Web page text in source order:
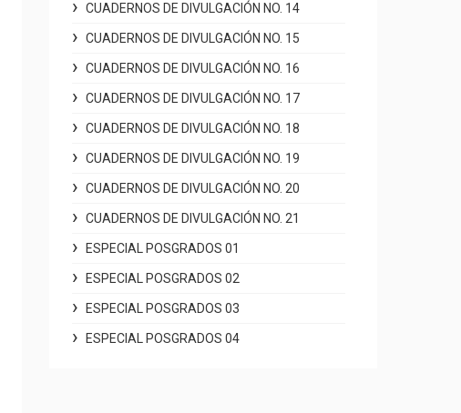
CUADERNOS DE DIVULGACIÓN NO. 14
CUADERNOS DE DIVULGACIÓN NO. 15
CUADERNOS DE DIVULGACIÓN NO. 16
CUADERNOS DE DIVULGACIÓN NO. 17
CUADERNOS DE DIVULGACIÓN NO. 18
CUADERNOS DE DIVULGACIÓN NO. 19
CUADERNOS DE DIVULGACIÓN NO. 20
CUADERNOS DE DIVULGACIÓN NO. 21
ESPECIAL POSGRADOS 01
ESPECIAL POSGRADOS 02
ESPECIAL POSGRADOS 03
ESPECIAL POSGRADOS 04